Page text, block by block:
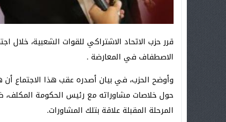
قرر حزب الاتحاد الاشتراكي للقوات الشعبية، خلال
الاصطفاف في المعارضة .
وأوضح الحزب، في بيان أصدره عقب هذا الاجتماع أن
حول خلاصات مشاوراته مع رئيس الحكومة المكلف،
المرحلة المقبلة علاقة بتلك المشاورات.